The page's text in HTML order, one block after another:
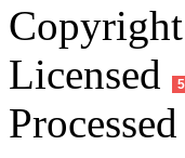
Licensed